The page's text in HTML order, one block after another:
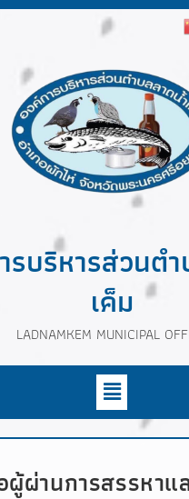
รบริหารส่วนต
เค็ม
LADNAMKEM MUNICIPAL
ผู้ผ่านการสรรหาแ